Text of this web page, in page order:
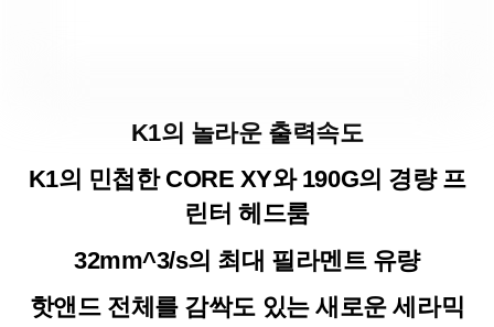
K1의 놀라운 출력속도
K1의 민첩한 CORE XY와 190G의 경량 프
린터 헤드룸
32mm^3/s의 최대 필라멘트 유량
핫앤드 전체를 감싹도 있는 새로운 세라믹